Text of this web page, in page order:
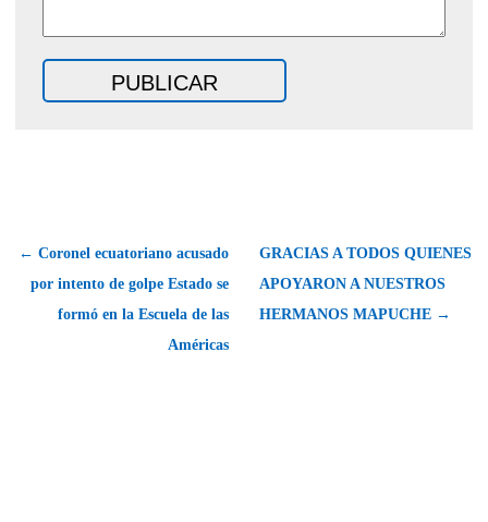
← Coronel ecuatoriano acusado
por intento de golpe Estado se
formó en la Escuela de las
Américas
GRACIAS A TODOS QUIENES
APOYARON A NUESTROS
HERMANOS MAPUCHE →